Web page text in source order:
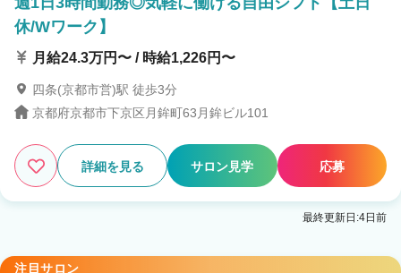
休/Wワーク】
月給24.3万円〜 / 時給1,226円〜
四条(京都市営)駅 徒歩3分
京都府京都市下京区月鉾町63月鉾ビル101
詳細を見る サロン見学 応募
最終更新日:4日前
注目サロン